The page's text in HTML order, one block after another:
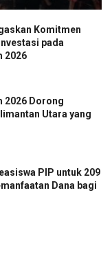
Komitmen
pada
2026
2026 Dorong
Utara yang
PIP untuk 209
Dana bagi